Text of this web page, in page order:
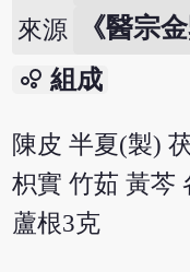
來源 《醫宗
bubble_chart 組成
陳皮 半夏(製)
枳實 竹茹 黃芩
蘆根3克